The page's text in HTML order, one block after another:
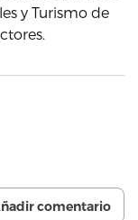
y Turismo de
comentario